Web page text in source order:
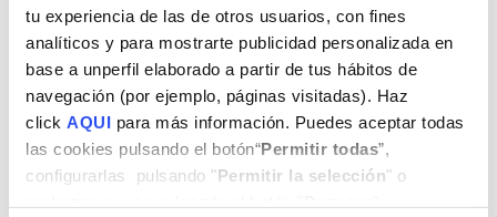
tu experiencia de las de otros usuarios, con fines
analíticos y para mostrarte publicidad personalizada en
base a unperfil elaborado a partir de tus hábitos de
navegación (por ejemplo, páginas visitadas). Haz
click AQUI para más información. Puedes aceptar todas
las cookies pulsando el botón“Permitir todas”,
configurarlas pulsando "Permitir la selección" o
11 OCT
FLOWERS
Posted at 07:35hinGardening
bycultinew
0 Comments
0 Likes